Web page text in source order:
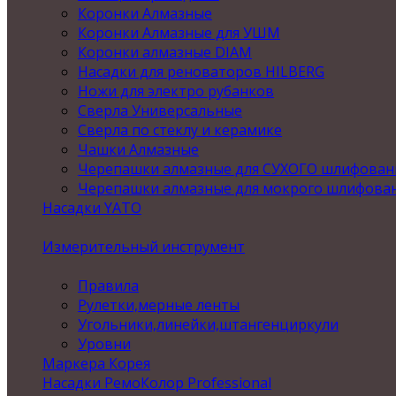
Коронки Алмазные
Коронки Алмазные для УШМ
Коронки алмазные DIAM
Насадки для реноваторов HILBERG
Ножи для электро рубанков
Сверла Универсальные
Сверла по стеклу и керамике
Чашки Алмазные
Черепашки алмазные для СУХОГО
Черепашки алмазные для мокрого
Насадки YATO
Измерительный инструмент
Правила
Рулетки,мерные ленты
Угольники,линейки,штангенциркули
Уровни
Маркера Корея
Насадки РемоКолор Professional